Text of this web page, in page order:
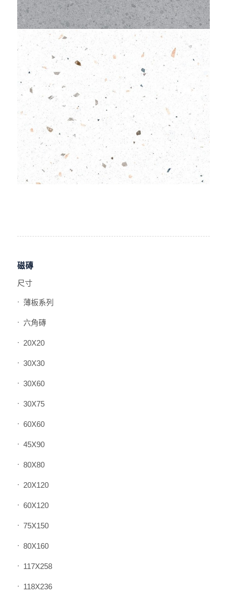
磁磚
尺寸
薄板系列
六角磚
20X20
30X30
30X60
30X75
60X60
45X90
80X80
20X120
60X120
75X150
80X160
117X258
118X236